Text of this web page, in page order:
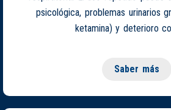
psicológica, problemas urinarios
ketamina) y deterioro
Saber más